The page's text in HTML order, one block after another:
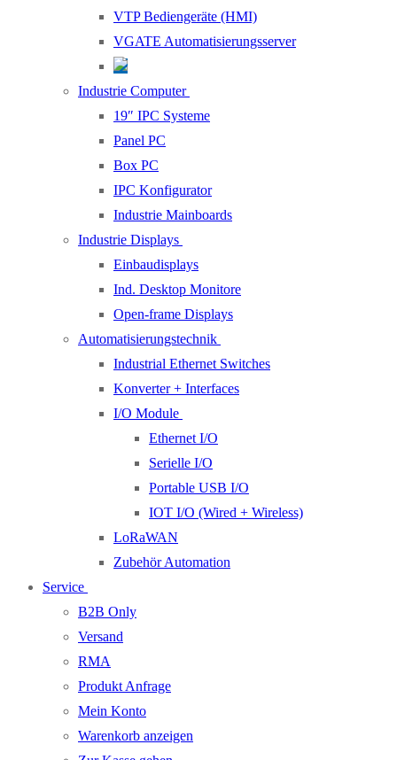
VTP Bediengeräte (HMI)
VGATE Automatisierungsserver
Industrie Computer
19″ IPC Systeme
Panel PC
Box PC
IPC Konfigurator
Industrie Mainboards
Industrie Displays
Einbaudisplays
Ind. Desktop Monitore
Open-frame Displays
Automatisierungstechnik
Industrial Ethernet Switches
Konverter + Interfaces
I/O Module
Ethernet I/O
Serielle I/O
Portable USB I/O
IOT I/O (Wired + Wireless)
LoRaWAN
Zubehör Automation
Service
B2B Only
Versand
RMA
Produkt Anfrage
Mein Konto
Warenkorb anzeigen